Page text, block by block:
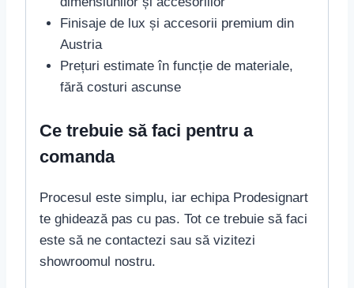
Finisaje de lux și accesorii premium din
Austria
Prețuri estimate în funcție de materiale,
fără costuri ascunse
Ce trebuie să faci pentru a
comanda
Procesul este simplu, iar echipa Prodesignart
te ghidează pas cu pas. Tot ce trebuie să faci
este să ne contactezi sau să vizitezi
showroomul nostru.